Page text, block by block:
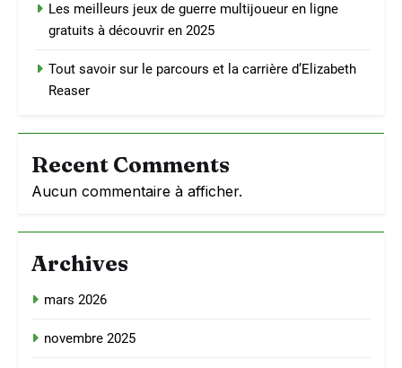
Les meilleurs jeux de guerre multijoueur en ligne
gratuits à découvrir en 2025
Tout savoir sur le parcours et la carrière d’Elizabeth
Reaser
Recent Comments
Aucun commentaire à afficher.
Archives
mars 2026
novembre 2025